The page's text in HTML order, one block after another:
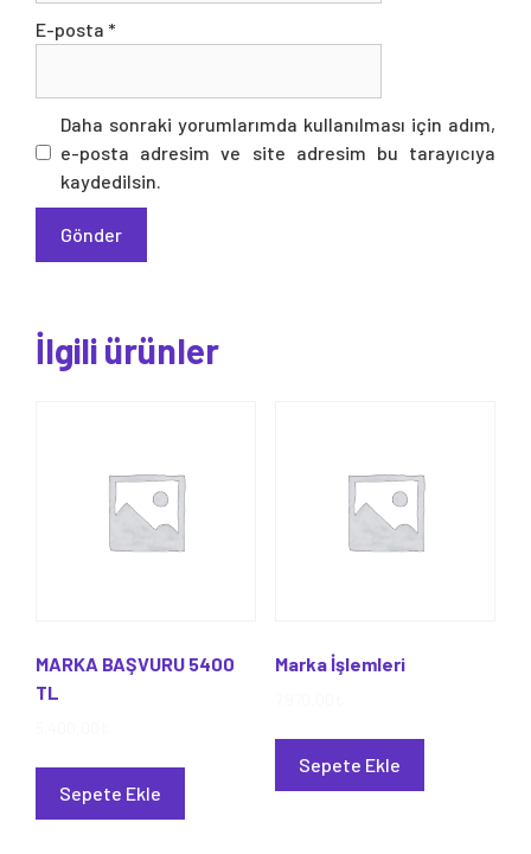
E-posta *
Daha sonraki yorumlarımda kullanılması için adım,
e-posta adresim ve site adresim bu tarayıcıya
kaydedilsin.
İlgili ürünler
MARKA BAŞVURU 5400
TL
Sepete Ekle
Marka İşlemleri
Sepete Ekle